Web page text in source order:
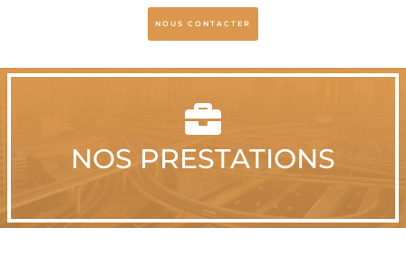
NOUS CONTACTER

NOS PRESTATIONS